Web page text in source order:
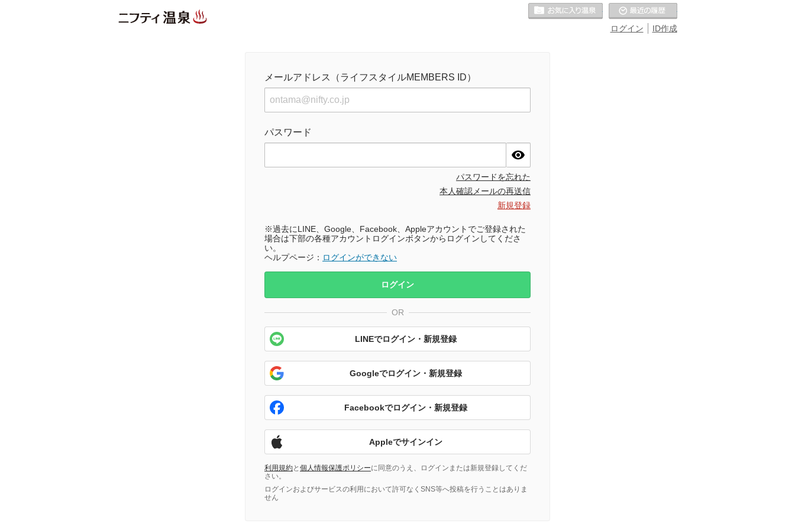
ID作成
ログイン
お気に入りの温泉
メールアドレス（ライフスタイルMEMBERS ID）
パスワード
パスワードを忘れた
本人確認メールの再送信
新規登録
※過去にLINE、Google、Facebook、Appleアカウントでご登録された
場合は下部の各種アカウントログインボタンからログインしてくださ
い。
ヘルプページ： ログインができない
ログイン
OR
LINEでログイン・新規登録
Googleでログイン・新規登録
Facebookでログイン・新規登録
Appleでサインイン
利用規約と 個人情報保護ポリシーに同意のうえ、ログインまたは新規登録してくだ
さい。
ログインおよびサービスの利用において許可なくSNS等へ投稿を行うことはありま
せん